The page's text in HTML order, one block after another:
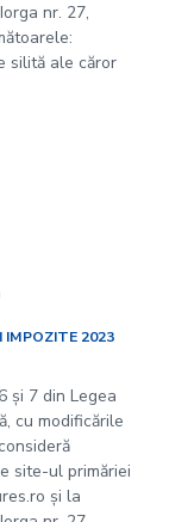
nr. 27,
silită ale căror
IMPOZITE 2023
și 7 din Legea
cu modificările
site-ul primăriei
și la